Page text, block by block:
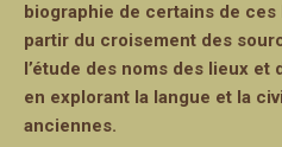
biographie de certains de
partir du croisement des
l’étude des noms des lieux
en explorant la langue et la
anciennes.